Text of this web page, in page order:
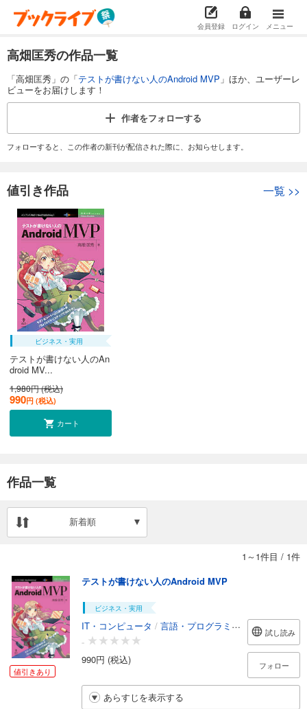
会員登録 ログイン メニュー
高畑匡秀の作品一覧
「高畑匡秀」の「テストが書けない人のAndroid MVP 」ほか、ユーザーレ
ビューをお届けします！
作者をフォローする
フォローすると、この作者の新刊が配信された際に、お知らせします。
値引き作品 一覧 >>
ビジネス・実用
テストが書けない人のAn
droid MV...
1,980円 (税込)
990円 (税込)
カート
作品一覧
新着順
1～1件目 / 1件
値引きあり
テストが書けない人のAndroid MVP
ビジネス・実用
IT・コンピュータ / 言語・プログラミング
-
990円 (税込)
試し読み
フォロー
あらすじを表示する